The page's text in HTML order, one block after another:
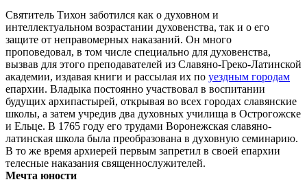
Святитель Тихон заботился как о духовном и
интеллектуальном возрастании духовенства, так и о его
защите от неправомерных наказаний. Он много
проповедовал, в том числе специально для духовенства,
вызвав для этого преподавателей из Славяно-Греко-Латинской
академии, издавая книги и рассылая их по уездным городам
епархии. Владыка постоянно участвовал в воспитании
будущих архипастырей, открывая во всех городах славянские
школы, а затем учредив два духовных училища в Острогожске
и Ельце. В 1765 году его трудами Воронежская славяно-
латинская школа была преобразована в духовную семинарию.
В то же время архиерей первым запретил в своей епархии
телесные наказания священнослужителей.
Мечта юности